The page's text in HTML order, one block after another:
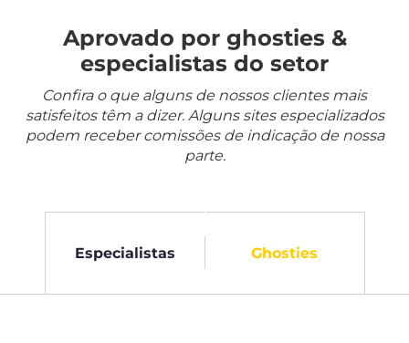
Aprovado por ghosties &
especialistas do setor
Confira o que alguns de nossos clientes mais
satisfeitos têm a dizer. Alguns sites especializados
podem receber comissões de indicação de nossa
parte.
Especialistas Ghosties